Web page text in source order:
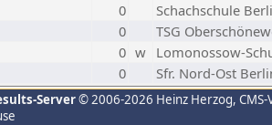
0
Schachschule
0
TSG
0 w Lomonossow-
0 Sfr. Nord-Ost
Server© 2006-2026 Heinz Herzog,